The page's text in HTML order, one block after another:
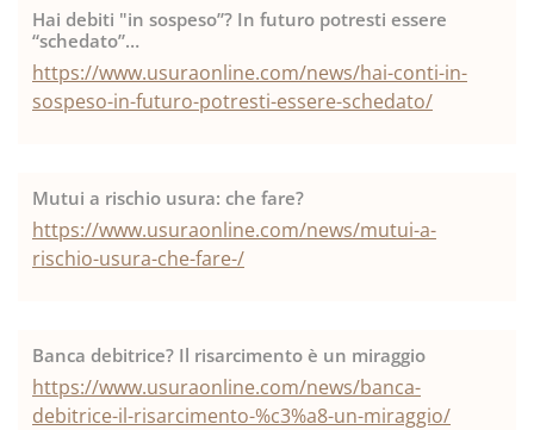
Hai debiti "in sospeso”? In futuro potresti essere
“schedato”…
https://www.usuraonline.com/news/hai-conti-in-
sospeso-in-futuro-potresti-essere-schedato/
Mutui a rischio usura: che fare?
https://www.usuraonline.com/news/mutui-a-
rischio-usura-che-fare-/
Banca debitrice? Il risarcimento è un miraggio
https://www.usuraonline.com/news/banca-
debitrice-il-risarcimento-%c3%a8-un-miraggio/